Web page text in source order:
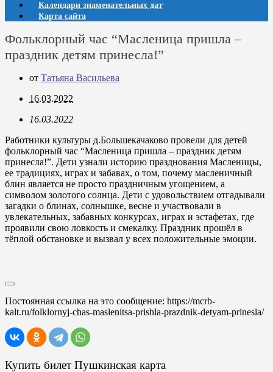
Календари знаменательных дат
Карта сайта
Фольклорный час “Масленица пришла –
праздник детям принесла!”
от Татьяна Васильева
16.03.2022
16.03.2022
Работники культуры д.Большекачаково провели для детей
фольклорный час “Масленица пришла – праздник детям
принесла!”. Дети узнали историю празднования Масленицы,
ее традициях, играх и забавах, о том, почему масленичный
блин является не просто праздничным угощением, а
символом золотого солнца. Дети с удовольствием отгадывали
загадки о блинах, солнышке, весне и участвовали в
увлекательных, забавных конкурсах, играх и эстафетах, где
проявили свою ловкость и смекалку. Праздник прошёл в
тёплой обстановке и вызвал у всех положительные эмоции.
Постоянная ссылка на это сообщение: https://mcrb-
kalt.ru/folklornyj-chas-maslenitsa-prishla-prazdnik-detyam-prinesla/
Купить билет Пушкинская карта